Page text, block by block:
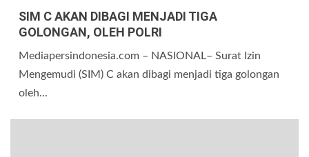
SIM C AKAN DIBAGI MENJADI TIGA
GOLONGAN, OLEH POLRI
Mediapersindonesia.com – NASIONAL– Surat Izin
Mengemudi (SIM) C akan dibagi menjadi tiga golongan
oleh...